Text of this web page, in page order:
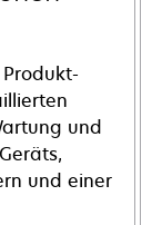
und
und einer